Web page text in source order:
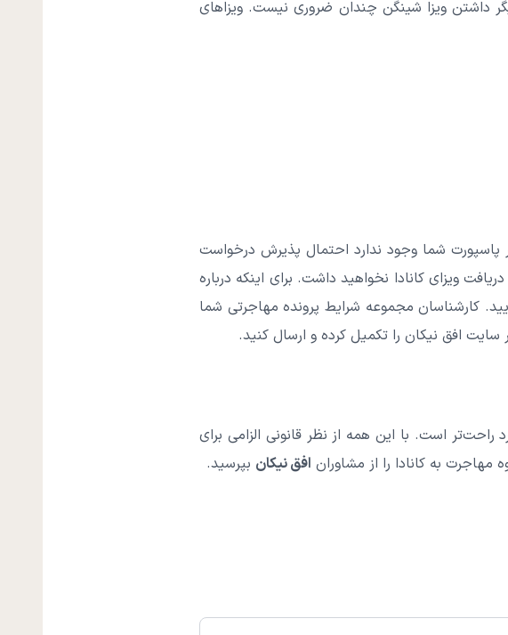
داشتن ویزا شینگن چندان ضروری نیست. ویزاهای
پاسپورت شما وجود ندارد احتمال پذیرش درخواست
ویزای کانادا نخواهید داشت. برای اینکه درباره
کارشناسان مجموعه شرایط پرونده مهاجرتی شما
سایت افق نیکان را تکمیل کرده و ارسال کنید.
راحت‌تر است. با این همه از نظر قانونی الزامی برای
به کانادا را از مشاوران افق نیکان بپرسید.